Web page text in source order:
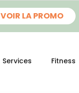
VOIR LA PROMO
Services Fitness